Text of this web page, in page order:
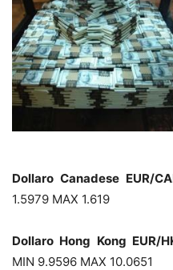
Dollaro Canadese EUR/
1.5979 MAX 1.619
Dollaro Hong Kong EUR/
MIN 9.9596 MAX 10.0651